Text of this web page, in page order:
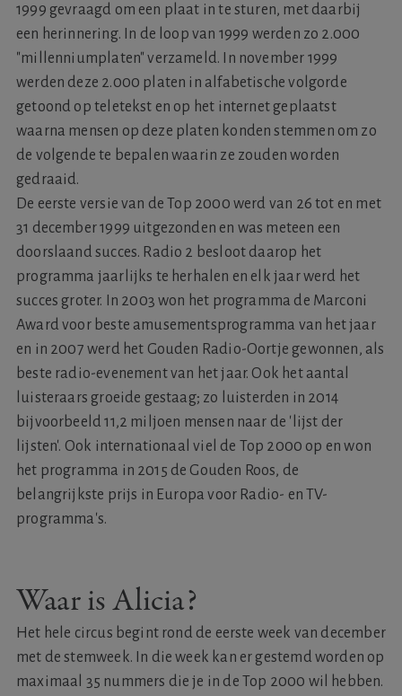
1999 gevraagd om een plaat in te sturen, met daarbij
een herinnering. In de loop van 1999 werden zo 2.000
"millenniumplaten" verzameld. In november 1999
werden deze 2.000 platen in alfabetische volgorde
getoond op teletekst en op het internet geplaatst
waarna mensen op deze platen konden stemmen om zo
de volgende te bepalen waarin ze zouden worden
gedraaid.
De eerste versie van de Top 2000 werd van 26 tot en met
31 december 1999 uitgezonden en was meteen een
doorslaand succes. Radio 2 besloot daarop het
programma jaarlijks te herhalen en elk jaar werd het
succes groter. In 2003 won het programma de Marconi
Award voor beste amusementsprogramma van het jaar
en in 2007 werd het Gouden Radio-Oortje gewonnen, als
beste radio-evenement van het jaar. Ook het aantal
luisteraars groeide gestaag; zo luisterden in 2014
bijvoorbeeld 11,2 miljoen mensen naar de 'lijst der
lijsten'. Ook internationaal viel de Top 2000 op en won
het programma in 2015 de Gouden Roos, de
belangrijkste prijs in Europa voor Radio- en TV-
programma's.
Waar is Alicia?
Het hele circus begint rond de eerste week van december
met de stemweek. In die week kan er gestemd worden op
maximaal 35 nummers die je in de Top 2000 wil hebben.